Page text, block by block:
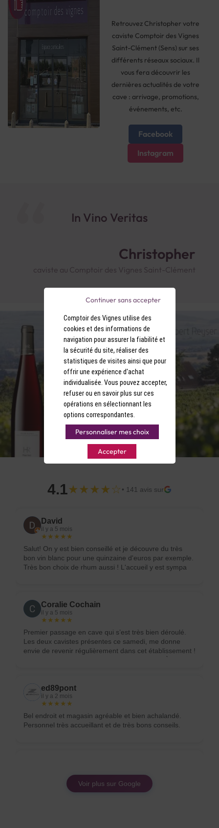
Retrouvez Christopher votre
caviste Comptoir des Vignes
Saint-Clément (Sens) sur ses
différents réseaux sociaux. Il
vous fera découvrir les
dernières actualités de votre
cave : arrivage, promotions,
événements, etc.
Facebook
Instagram
In Vino Veritas
Christopher
caviste au Comptoir des Vignes Saint-Clément
4.1★★★★☆ • 141 avis sur
David
il y a 5 mois
★★★★★
Salut! On y est bien conseillé et je découvre du très
bon vin blanc pour une quinzaine d'euros par exemple.
Très bon choix de rhum aussi ! L'accueil y est sympa
Coralie Cochain
il y a 5 mois
★★★★★
Premier passage en cave qui s’est très bien déroulé.
Les deux cavistes présentes ce samedi, me donne
envie de revenir régulièrement dans cet établissement !
ed89pont
il y a 2 mois
★★★★★
Bel endroit et magasin agréable et bien achalandé.
Personnel très accueillant et de très bons conseils.
★★★★★
Accueil au top, conseils pertinents et belle sélection de
Voir plus sur Google
Comptoir des Vignes utilise des
cookies et des informations de
navigation pour assurer la fiabilité et
la sécurité du site, réaliser des
statistiques de visites ainsi que pour
offrir une expérience d'achat
individualisée. Vous pouvez accepter,
refuser ou en savoir plus sur ces
opérations en sélectionnant les
options correspondantes.
Personnaliser mes choix
Accepter
Continuer sans accepter